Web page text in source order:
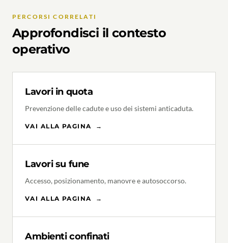
PERCORSI CORRELATI
Approfondisci il contesto
operativo
Lavori in quota
Prevenzione delle cadute e uso dei sistemi anticaduta.
VAI ALLA PAGINA →
Lavori su fune
Accesso, posizionamento, manovre e autosoccorso.
VAI ALLA PAGINA →
Ambienti confinati